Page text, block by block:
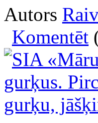
Autors
Komentēt